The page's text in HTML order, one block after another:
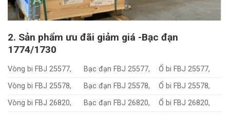
2. Sản phẩm ưu đãi giảm giá -Bạc đạn
1774/1730
Vòng bi FBJ 25577, Bạc đạn FBJ 25577,
Ổ bi FBJ 25577,
Vòng bi FBJ 25578,
Bạc đạn FBJ 25578,
Ổ bi FBJ 25578,
Vòng bi FBJ 26820,
Bạc đạn FBJ 26820, Ổ bi FBJ 26820,